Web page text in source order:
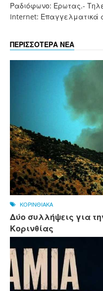
Ραδιόφωνο: Ερωτας.-
Internet: Επαγγελματικά
ΠΕΡΙΣΣΟΤΕΡΑ ΝΕΑ
ΚΟΡΙΝΘΙΑΚΑ
Δύο συλλήψεις για
Κορινθίας